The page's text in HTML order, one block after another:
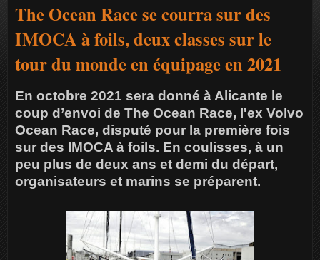
The Ocean Race se courra sur des
IMOCA à foils, deux classes sur le
tour du monde en équipage en 2021
En octobre 2021 sera donné à Alicante le
coup d’envoi de The Ocean Race, l'ex Volvo
Ocean Race, disputé pour la première fois
sur des IMOCA à foils. En coulisses, à un
peu plus de deux ans et demi du départ,
organisateurs et marins se préparent.